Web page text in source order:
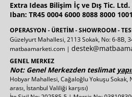
Extra Ideas Bilişim İç ve Dış Tic. Ltd.
Iban: TR45 0004 6000 8088 8000
OPERASYON - ÜRETİM - SHOWROOM -
Güzelyurt Mahallesi, 2113 Sokak, No: 6-8B,
matbaamarketi.com |
GENEL MERKEZ
Not: Genel Merkezden teslimat
Hobyar Mahallesi, Cağaloğlu Yokuşu Sokak,
arası, İstanbul Valiliği karşısı)